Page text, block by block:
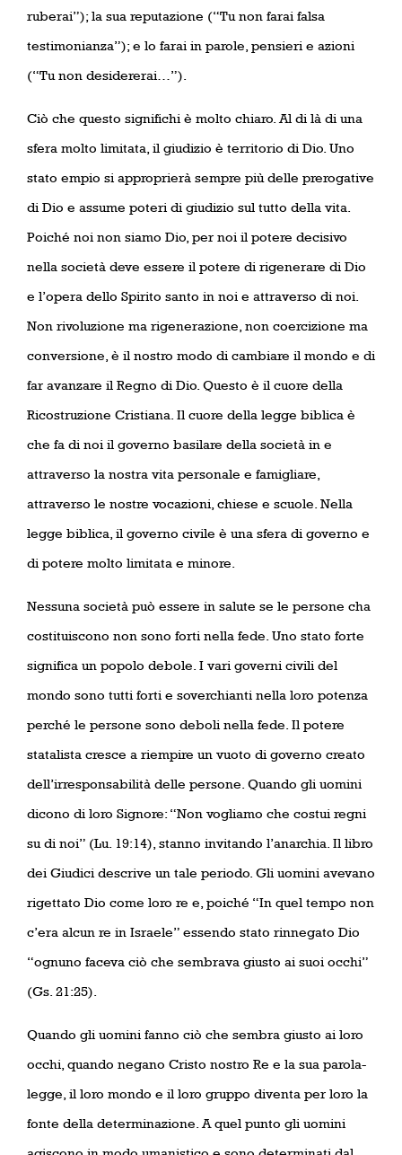
ruberai”); la sua reputazione (“Tu non farai falsa
testimonianza”); e lo farai in parole, pensieri e azioni
(“Tu non desidererai…”).
Ciò che questo significhi è molto chiaro. Al di là di una
sfera molto limitata, il giudizio è territorio di Dio. Uno
stato empio si approprierà sempre più delle prerogative
di Dio e assume poteri di giudizio sul tutto della vita.
Poiché noi non siamo Dio, per noi il potere decisivo
nella società deve essere il potere di rigenerare di Dio
e l’opera dello Spirito santo in noi e attraverso di noi.
Non rivoluzione ma rigenerazione, non coercizione ma
conversione, è il nostro modo di cambiare il mondo e di
far avanzare il Regno di Dio. Questo è il cuore della
Ricostruzione Cristiana. Il cuore della legge biblica è
che fa di noi il governo basilare della società in e
attraverso la nostra vita personale e famigliare,
attraverso le nostre vocazioni, chiese e scuole. Nella
legge biblica, il governo civile è una sfera di governo e
di potere molto limitata e minore.
Nessuna società può essere in salute se le persone cha
costituiscono non sono forti nella fede. Uno stato forte
significa un popolo debole. I vari governi civili del
mondo sono tutti forti e soverchianti nella loro potenza
perché le persone sono deboli nella fede. Il potere
statalista cresce a riempire un vuoto di governo creato
dell’irresponsabilità delle persone. Quando gli uomini
dicono di loro Signore: “Non vogliamo che costui regni
su di noi” (Lu. 19:14), stanno invitando l’anarchia. Il libro
dei Giudici descrive un tale periodo. Gli uomini avevano
rigettato Dio come loro re e, poiché “In quel tempo non
c’era alcun re in Israele” essendo stato rinnegato Dio
“ognuno faceva ciò che sembrava giusto ai suoi occhi”
(Gs. 21:25).
Quando gli uomini fanno ciò che sembra giusto ai loro
occhi, quando negano Cristo nostro Re e la sua parola-
legge, il loro mondo e il loro gruppo diventa per loro la
fonte della determinazione. A quel punto gli uomini